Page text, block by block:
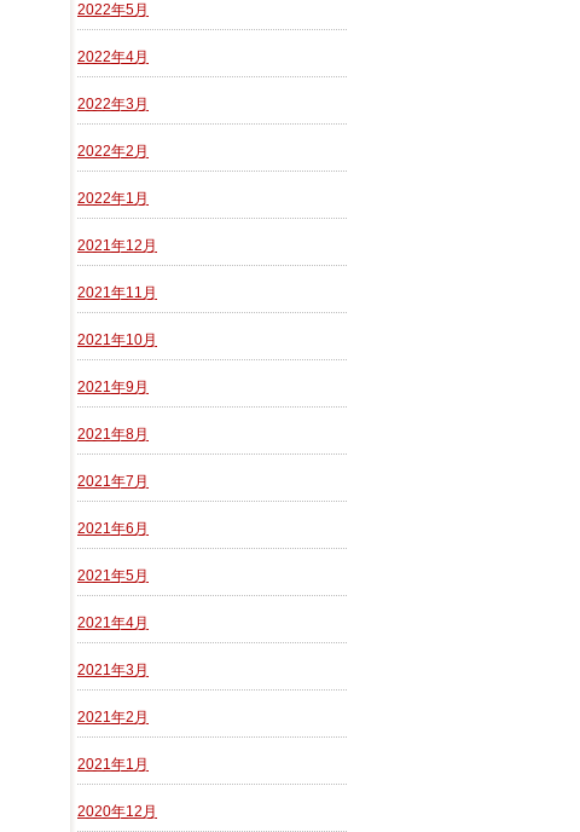
2022年5月
2022年4月
2022年3月
2022年2月
2022年1月
2021年12月
2021年11月
2021年10月
2021年9月
2021年8月
2021年7月
2021年6月
2021年5月
2021年4月
2021年3月
2021年2月
2021年1月
2020年12月